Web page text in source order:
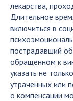
лекарства,
Длительное
включиться в
пострадавший
обращенном к
указать не
утраченных или
о компенсации